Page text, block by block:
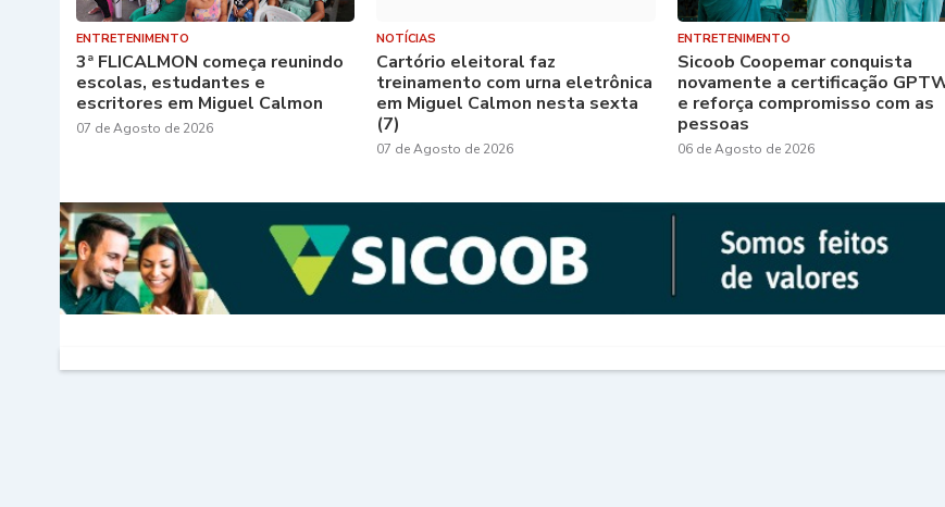
ENTRETENIMENTO
3ª FLICALMON começa reunindo
escolas, estudantes e
escritores em Miguel Calmon
07 de Agosto de 2026
NOTÍCIAS
Cartório eleitoral faz
treinamento com urna eletrônica
em Miguel Calmon nesta sexta
(7)
07 de Agosto de 2026
ENTRETENIMENTO
Sicoob Coopemar conquista
novamente a certificação
e reforça compromisso com as
pessoas
06 de Agosto de 2026